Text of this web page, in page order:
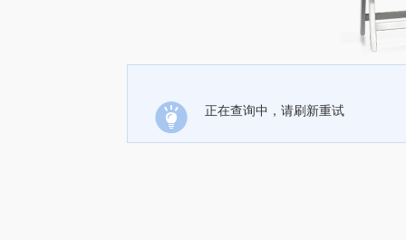
正在查询中，请刷新重试